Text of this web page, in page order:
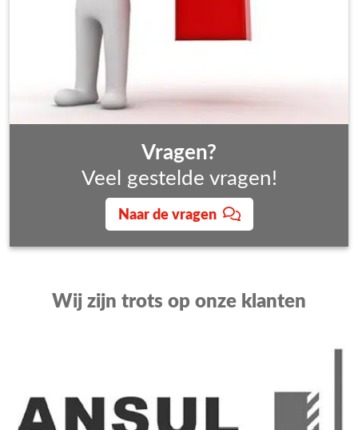
Vragen?
Veel gestelde vragen!
Naar de vragen
Wij zijn trots op onze klanten